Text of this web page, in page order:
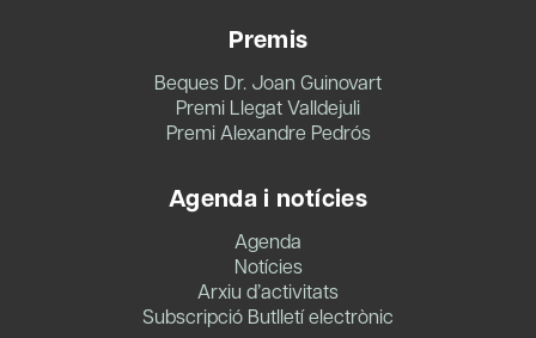
Premis
Beques Dr. Joan Guinovart
Premi Llegat Valldejuli
Premi Alexandre Pedrós
Agenda i notícies
Agenda
Notícies
Arxiu d’activitats
Subscripció Butlletí electrònic